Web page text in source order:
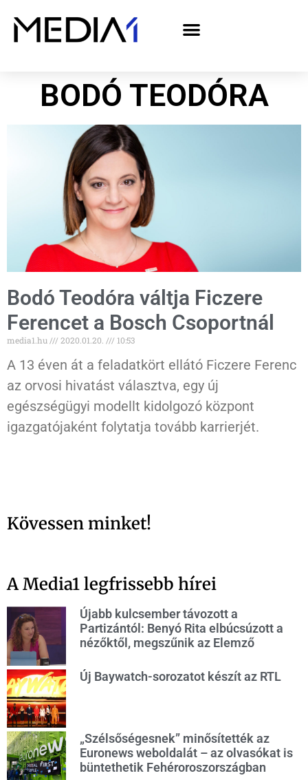
BODÓ TEODÓRA
Bodó Teodóra váltja Ficzere
Ferencet a Bosch Csoportnál
media1.hu 2020.01.20. 10:53
A 13 éven át a feladatkört ellátó Ficzere Ferenc
az orvosi hivatást választva, egy új
egészségügyi modellt kidolgozó központ
igazgatójaként folytatja tovább karrierjét.
Kövessen minket!
A Media1 legfrissebb hírei
Újabb kulcsember távozott a
Partizántól: Benyó Rita elbúcsúzott a
nézőktől, megszűnik az Elemző
Új Baywatch-sorozatot készít az RTL
„Szélsőségesnek” minősítették az
Euronews weboldalát – az olvasókat is
büntethetik Fehéroroszországban